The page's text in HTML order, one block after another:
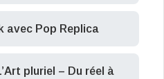
avec Pop Replica
pluriel – Du réel à